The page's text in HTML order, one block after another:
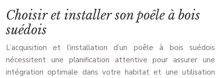
Choisir et installer son poêle à bois
suédois
L’acquisition et l’installation d’un poêle à bois suédois
nécessitent une planification attentive pour assurer une
intégration optimale dans votre habitat et une utilisation